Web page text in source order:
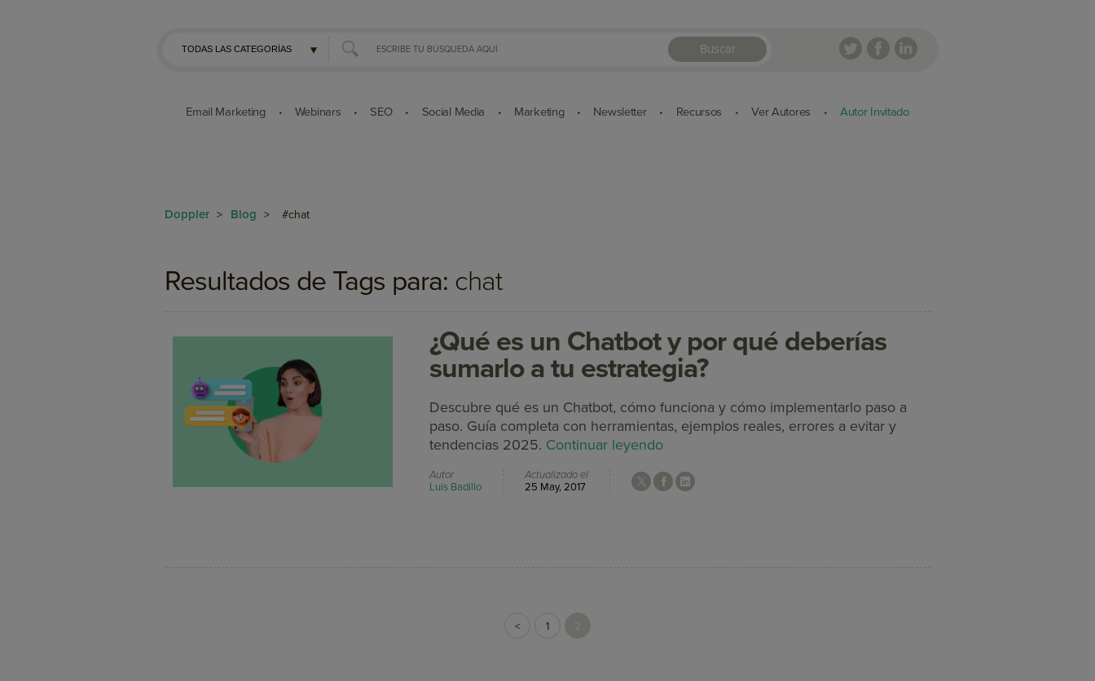
Buscar
Email Marketing • Webinars • SEO • Social Media • Marketing • Newsletter • Recursos • Ver Autores • Autor Invitado
Doppler > Blog > #chat
Resultados de Tags para: chat
¿Qué es un Chatbot y por qué deberías
sumarlo a tu estrategia?
Descubre qué es un Chatbot, cómo funciona y cómo implementarlo paso a
paso. Guía completa con herramientas, ejemplos reales, errores a evitar y
tendencias 2025. Continuar leyendo
Autor
Luis Badillo
Actualizado el
25 May, 2017
< 1 2